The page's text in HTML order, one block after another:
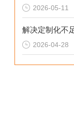
2026-05-11
2026-04-28